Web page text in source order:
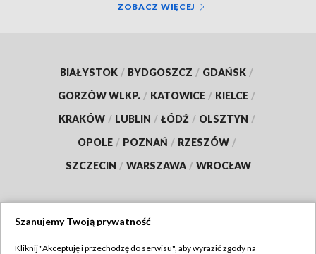
ZOBACZ WIĘCEJ
BIAŁYSTOK / BYDGOSZCZ / GDAŃSK /
GORZÓW WLKP. / KATOWICE / KIELCE /
KRAKÓW / LUBLIN / ŁÓDŹ / OLSZTYN /
OPOLE / POZNAŃ / RZESZÓW /
SZCZECIN / WARSZAWA / WROCŁAW
Szanujemy Twoją prywatność
Kliknij "Akceptuję i przechodzę do serwisu", aby wyrazić zgody na